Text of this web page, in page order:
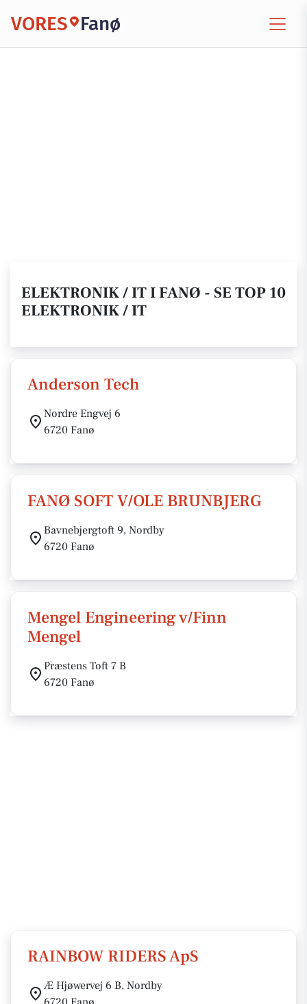
VORES Fanø
ELEKTRONIK / IT I FANØ - SE TOP 10
ELEKTRONIK / IT
Anderson Tech
Nordre Engvej 6
6720 Fanø
FANØ SOFT V/OLE BRUNBJERG
Bavnebjergtoft 9, Nordby
6720 Fanø
Mengel Engineering v/Finn
Mengel
Præstens Toft 7 B
6720 Fanø
RAINBOW RIDERS ApS
Æ Hjøwervej 6 B, Nordby